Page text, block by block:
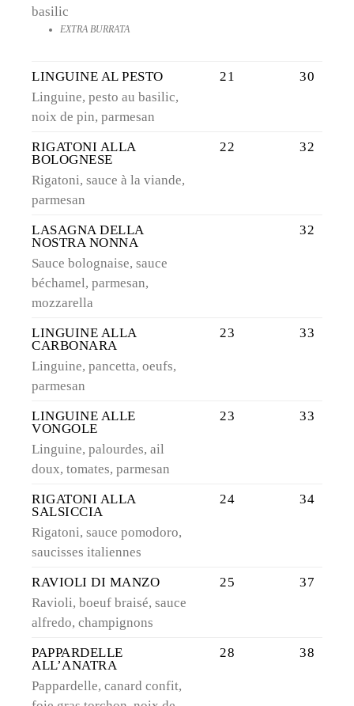
basilic
EXTRA BURRATA
LINGUINE AL PESTO
Linguine, pesto au basilic,
noix de pin, parmesan
21 30
RIGATONI ALLA
BOLOGNESE
Rigatoni, sauce à la viande,
parmesan
22 32
LASAGNA DELLA
NOSTRA NONNA
Sauce bolognaise, sauce
béchamel, parmesan,
mozzarella
32
LINGUINE ALLA
CARBONARA
Linguine, pancetta, oeufs,
parmesan
23 33
LINGUINE ALLE
VONGOLE
Linguine, palourdes, ail
doux, tomates, parmesan
23 33
RIGATONI ALLA
SALSICCIA
Rigatoni, sauce pomodoro,
saucisses italiennes
24 34
RAVIOLI DI MANZO
Ravioli, boeuf braisé, sauce
alfredo, champignons
25 37
PAPPARDELLE
ALL’ANATRA
Pappardelle, canard confit,
28 38